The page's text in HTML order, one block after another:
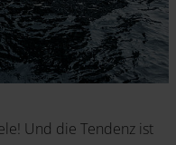
Und die Tendenz ist